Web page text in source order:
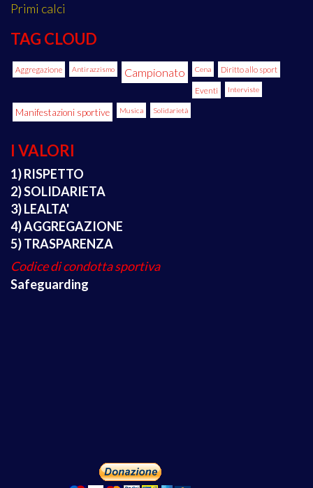
Primi calci
TAG CLOUD
Aggregazione Antirazzismo Campionato Cena Diritto allo sport
Eventi Interviste
Manifestazioni sportive Musica Solidarietà
I VALORI
1) RISPETTO
2) SOLIDARIETA
3) LEALTA'
4) AGGREGAZIONE
5) TRASPARENZA
Codice di condotta sportiva
Safeguarding